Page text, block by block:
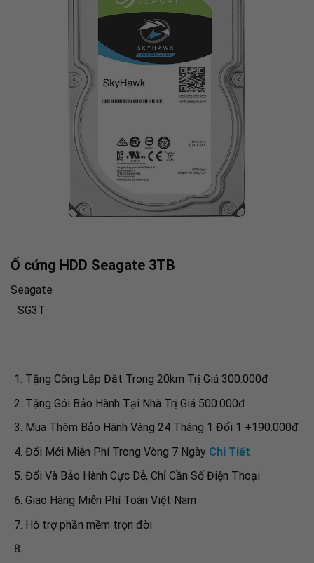
Ổ cứng HDD Seagate 3TB
Seagate
SG3T
Tặng Công Lắp Đặt Trong 20km Trị Giá 300.000đ
Tặng Gói Bảo Hành Tại Nhà Trị Giá 500.000đ
Mua Thêm Bảo Hành Vàng 24 Tháng 1 Đổi 1 +190.000đ
Đổi Mới Miễn Phí Trong Vòng 7 Ngày Chi Tiết
Đổi Và Bảo Hành Cực Dễ, Chỉ Cần Số Điện Thoại
Giao Hàng Miễn Phí Toàn Việt Nam
Hỗ trợ phần mềm trọn đời